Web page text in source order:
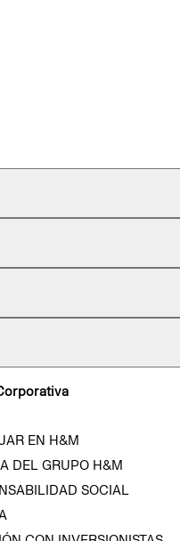
EN H&M
DEL GRUPO H&M
SOCIAL